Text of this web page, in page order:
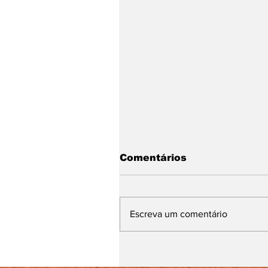
Comentários
Escreva um comentário